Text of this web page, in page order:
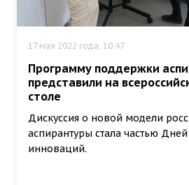
17 мая 2022 года, 10:47
Программу поддержки
представили на
столе
Дискуссия о новой модели
аспирантуры стала частью
инноваций.